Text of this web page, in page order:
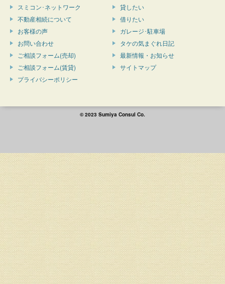
スミコン･ネットワーク
不動産相続について
お客様の声
貸したい
借りたい
ガレージ･駐車場
お問い合わせ
ご相談フォーム(売却)
ご相談フォーム(賃貸)
プライバシーポリシー
タケの気まぐれ日記
最新情報・お知らせ
サイトマップ
© 2023 Sumiya Consul Co.